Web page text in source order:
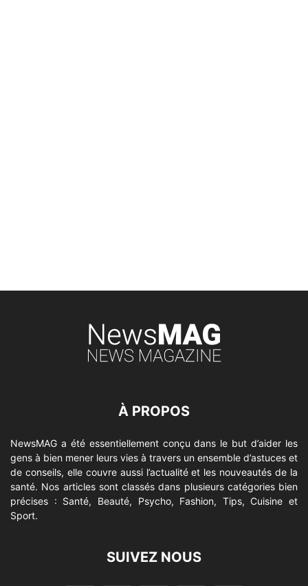
À PROPOS
NewsMAG a été essentiellement conçu dans le but d’aider les
gens à bien mener leurs vies à travers un ensemble d’astuces et
de conseils, elle couvre aussi l’actualité et les nouveautés de la
santé. Nos articles sont classés dans plusieurs catégories bien
précises : Santé, Beauté, Psycho, Fashion, Tips, Cuisine et
Sport.
SUIVEZ NOUS